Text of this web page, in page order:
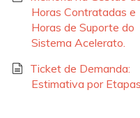
Horas Contratadas e
Horas de Suporte do
Sistema Acelerato.
Ticket de Demanda:
Estimativa por Etapas